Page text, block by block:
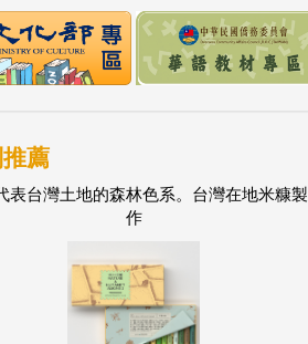
薦
表台灣土地的森林色系。台灣在地米糠製
作